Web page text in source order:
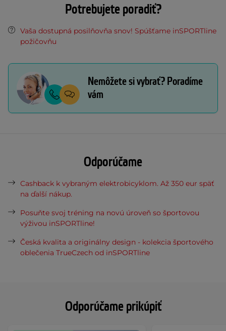
Odporúčame prikúpiť
Potrebujete poradiť?
Vaša dostupná posilňovňa snov! Spúšťame inSPORTline
požičovňu
Nemôžete si vybrať? Poradíme
vám
Odporúčame
Cashback k vybraným elektrobicyklom. Až 350 eur späť
na ďalší nákup.
Posuňte svoj tréning na novú úroveň so športovou
výživou inSPORTline!
Česká kvalita a originálny design - kolekcia športového
oblečenia TrueCzech od inSPORTline